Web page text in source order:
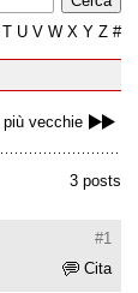
T U V W X Y Z #
più vecchie
3 posts
#1
Cita